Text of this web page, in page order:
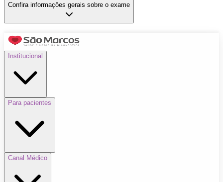
Confira informações gerais sobre o exame
Institucional
Para pacientes
Canal Médico